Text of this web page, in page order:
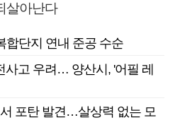
살아난다
합단지 연내 준공 수순
사고 우려… 양산시, '어필 레
포탄 발견…살상력 없는 모